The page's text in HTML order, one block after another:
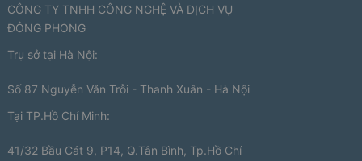
CÔNG TY TNHH CÔNG NGHỆ VÀ DỊCH VỤ
ĐÔNG PHONG
Trụ sở tại Hà Nội:
Số 87 Nguyễn Văn Trỗi - Thanh Xuân - Hà Nội
Tại TP.Hồ Chí Minh:
41/32 Bầu Cát 9, P14, Q.Tân Bình, Tp.Hồ Chí